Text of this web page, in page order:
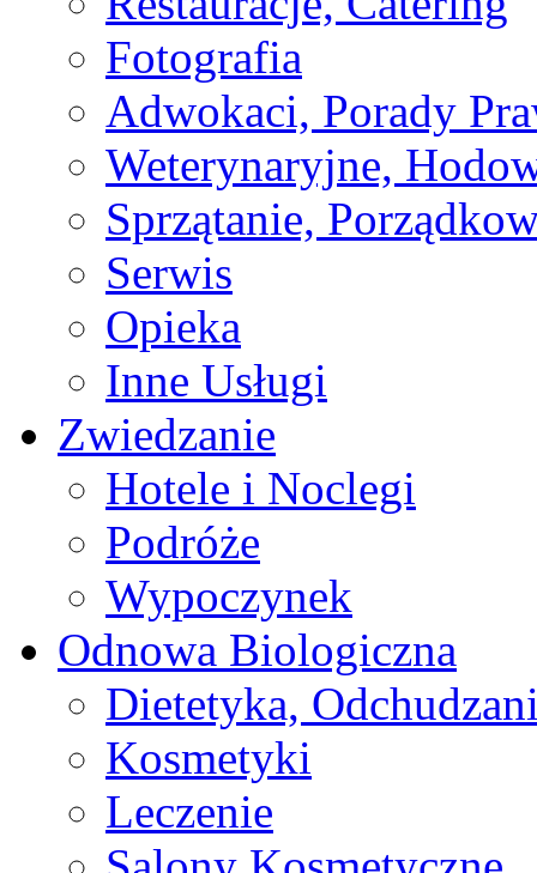
Fotografia
Adwokaci, Porady
Weterynaryjne,
Sprzątanie,
Serwis
Opieka
Inne Usługi
Zwiedzanie
Hotele i Noclegi
Podróże
Wypoczynek
Odnowa Biologiczna
Dietetyka,
Kosmetyki
Leczenie